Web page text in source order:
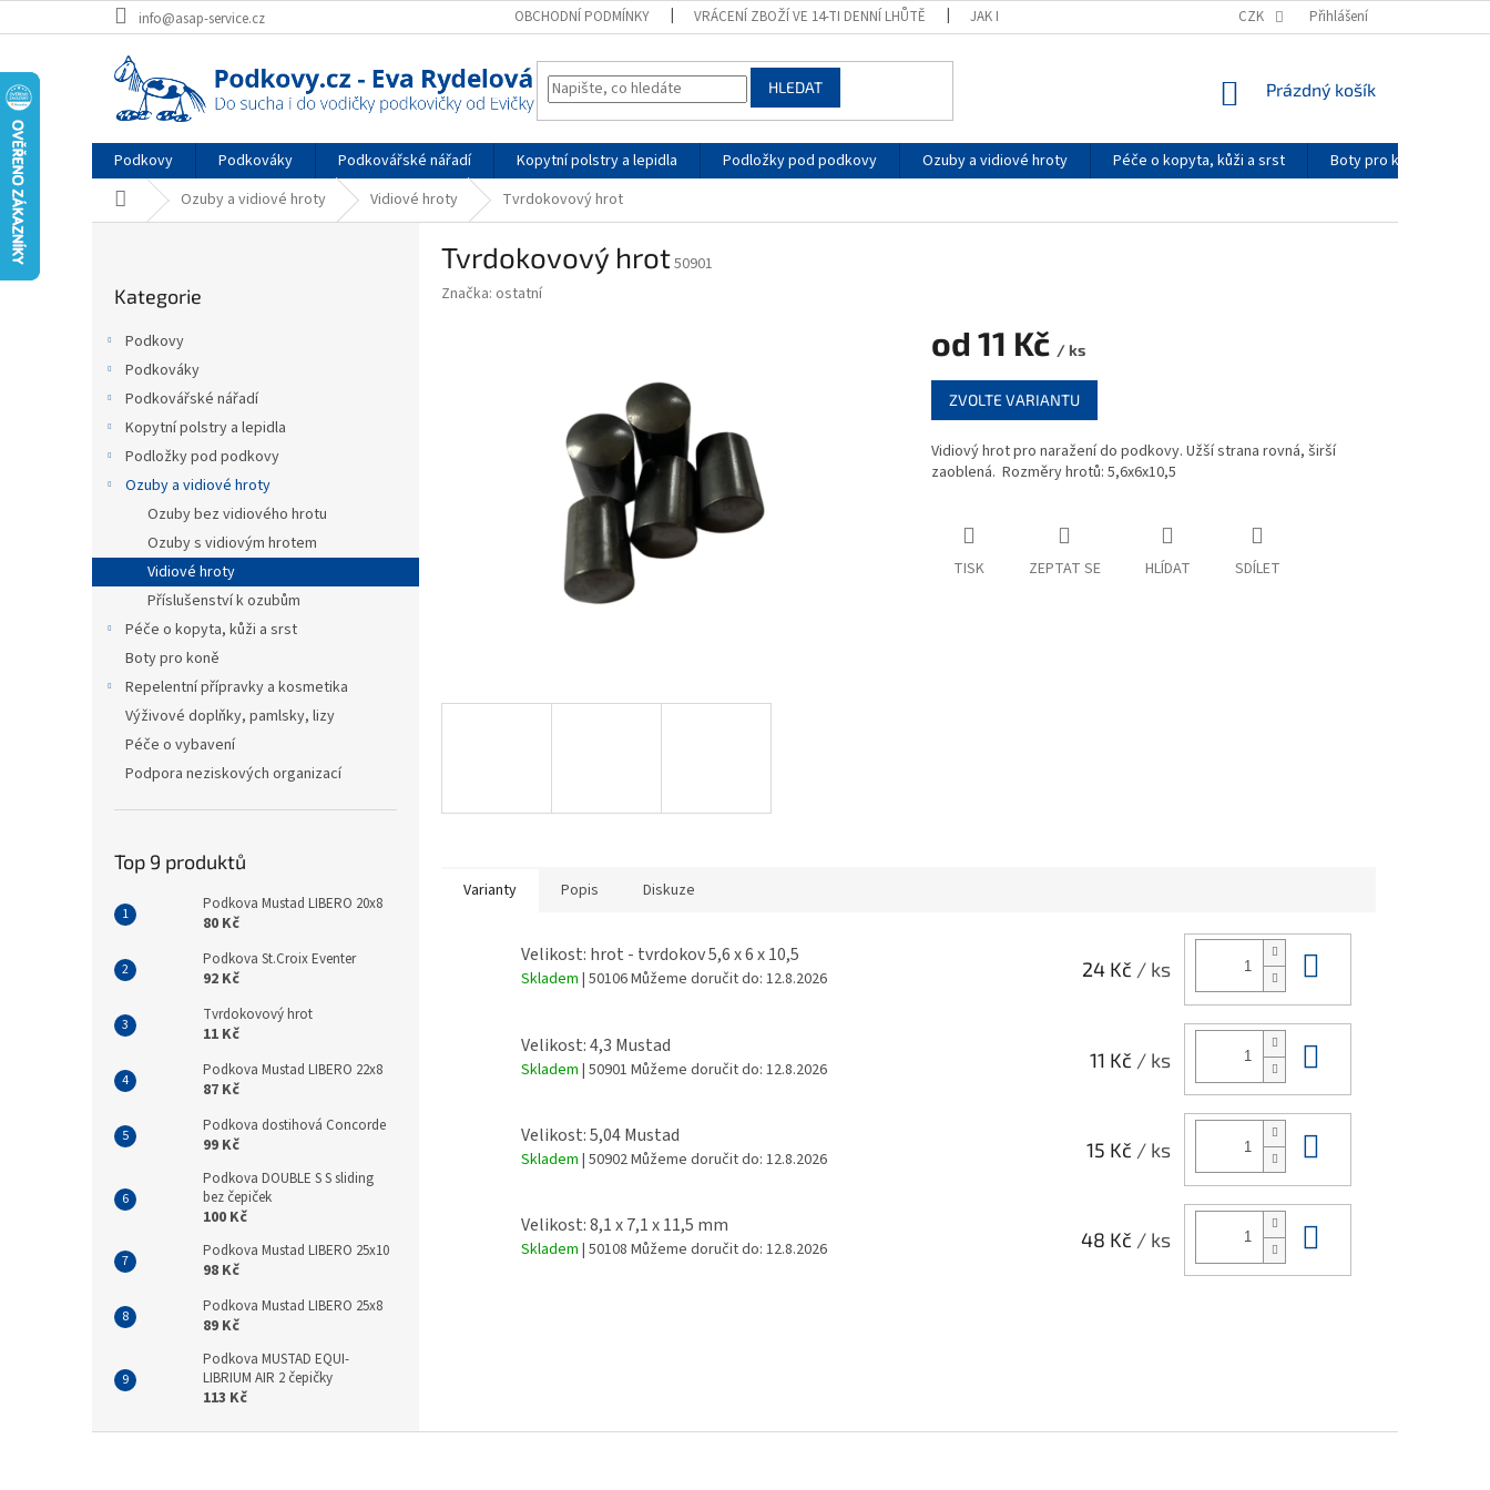
na
info@asap-service.cz OBCHODNÍ PODMÍNKY VRÁCENÍ ZBOŽÍ VE 14-TI DENNÍ LHŮTĚ JAK NAKUPOVAT PODMÍNKY OCHRANY OSOBNÍCH ÚDAJŮ
CZK Přihlášení
HLEDAT
NÁKUPNÍ
Prázdný košík
Podkovy Podkováky Podkovářské nářadí Kopytní polstry a lepidla Podložky pod podkovy Ozuby a vidiové hroty Péče o kopyta, kůži a srst Boty pro koně
Domů Ozuby a vidiové hroty Vidiové hroty Tvrdokovový hrot
l
kategorie
Kategorie
Podkovy
Podkováky
Podkovářské nářadí
Kopytní polstry a lepidla
Podložky pod podkovy
Ozuby a vidiové hroty
Ozuby bez vidiového hrotu
Ozuby s vidiovým hrotem
Vidiové hroty
Příslušenství k ozubům
Péče o kopyta, kůži a srst
Boty pro koně
Repelentní přípravky a kosmetika
Výživové doplňky, pamlsky, lizy
Péče o vybavení
Podpora neziskových organizací
Top 9 produktů
Podkova Mustad LIBERO 20x8
80 Kč
Podkova St.Croix Eventer
92 Kč
Tvrdokovový hrot
11 Kč
Podkova Mustad LIBERO 22x8
87 Kč
Podkova dostihová Concorde
99 Kč
Podkova DOUBLE S S sliding
bez čepiček
100 Kč
Podkova Mustad LIBERO 25x10
98 Kč
Podkova Mustad LIBERO 25x8
89 Kč
Podkova MUSTAD EQUI-
LIBRIUM AIR 2 čepičky
113 Kč
Tvrdokovový hrot50901
Značka: ostatní
od 11 Kč / ks
Měrná
cena:
ZVOLTE VARIANTU
Vidiový hrot pro naražení do podkovy. Užší strana rovná, širší
zaoblená. Rozměry hrotů: 5,6x6x10,5
TISK ZEPTAT SE HLÍDAT SDÍLET
Varianty Popis Diskuze
Velikost: hrot - tvrdokov 5,6 x 6 x 10,5
Skladem | 50106Můžeme doručit do: 12.8.2026 24 Kč / ks
Velikost: 4,3 Mustad
Skladem | 50901 Můžeme doručit do: 12.8.2026 11 Kč / ks
Velikost: 5,04 Mustad
Skladem | 50902Můžeme doručit do: 12.8.2026 15 Kč / ks
Velikost: 8,1 x 7,1 x 11,5 mm
Skladem | 50108 Můžeme doručit do: 12.8.2026 48 Kč / ks